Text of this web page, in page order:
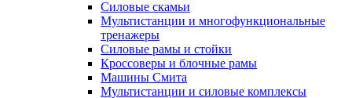
Силовые скамьи
Мультистанции и многофункциональные
тренажеры
Силовые рамы и стойки
Кроссоверы и блочные рамы
Машины Смита
Мультистанции и силовые комплексы